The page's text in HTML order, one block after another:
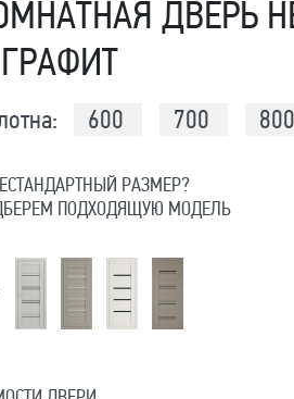
ДВЕРЬ
ГРАФИТ
600 700 800
РАЗМЕР?
ПОДХОДЯЩУЮ МОДЕЛЬ